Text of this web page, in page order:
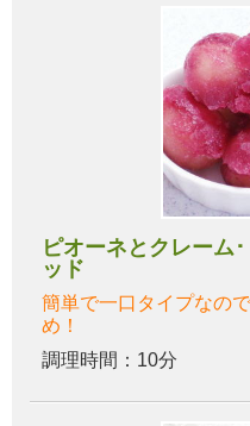
ピオーネとクレーム
ッド
簡単で一口タイプなの
め！
調理時間：10分